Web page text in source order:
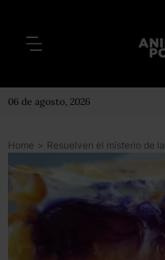
06 de agosto, 2026
Home >